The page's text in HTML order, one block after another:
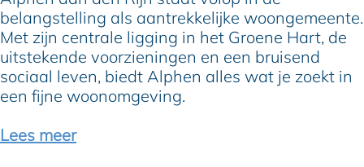
p
l
e
x
i
c
h
t
w
o
r
d
a
n
d
e
n
R
i
j
belangstelling als aantrekkelijke woongemeente.
Met zijn centrale ligging in het Groene Hart, de
uitstekende voorzieningen en een bruisend
sociaal leven, biedt Alphen alles wat je zoekt in
een fijne woonomgeving.
Lees meer